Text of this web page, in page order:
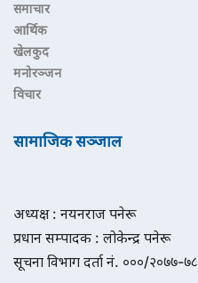
समाचार
आर्थिक
खेलकुद
मनोरञ्जन
विचार
सामाजिक सञ्जाल
अध्यक्ष : नयनराज पनेरू
प्रधान सम्पादक : लोकेन्द्र पनेरू
सूचना विभाग दर्ता नं. ०००/२०७७-७८